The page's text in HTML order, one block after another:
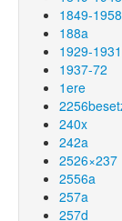
1849-
188a
1929-1931
1937-72
1ere
240x
242a
2526×237
2556a
257a
257d